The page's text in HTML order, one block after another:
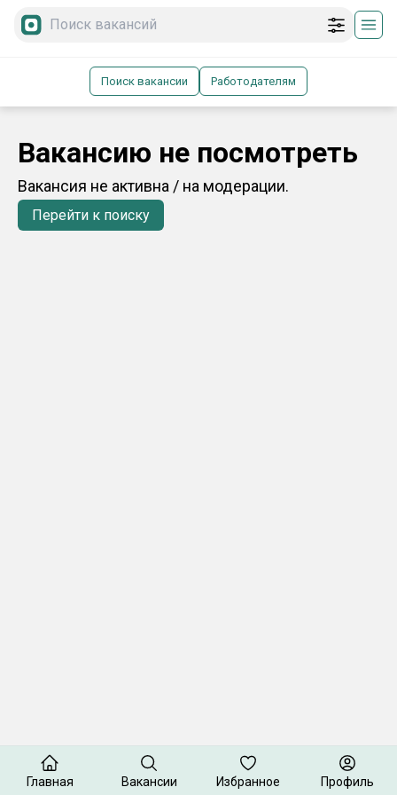
Поиск вакансии Работодателям
Вакансию не посмотреть
Вакансия не активна / на модерации.
Перейти к поиску
Главная Вакансии Избранное Профиль